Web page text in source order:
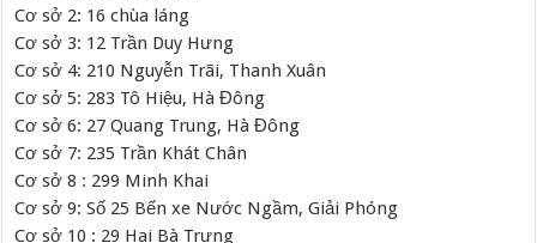
Cơ sở 2: 16 chùa láng
Cơ sở 3: 12 Trần Duy Hưng
Cơ sở 4: 210 Nguyễn Trãi, Thanh Xuân
Cơ sở 5: 283 Tô Hiệu, Hà Đông
Cơ sở 6: 27 Quang Trung, Hà Đông
Cơ sở 7: 235 Trần Khát Chân
Cơ sở 8 : 299 Minh Khai
Cơ sở 9: Số 25 Bến xe Nước Ngầm, Giải Phóng
Cơ sở 10 : 29 Hai Bà Trưng